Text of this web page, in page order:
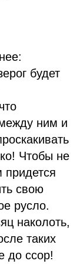
будет
между ним и
Чтобы не
придется
свою
русло.
наколоть,
таких
до ссор!